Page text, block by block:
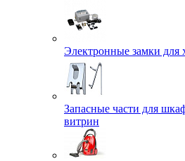
Электронные замки для
Запасные части для
витрин